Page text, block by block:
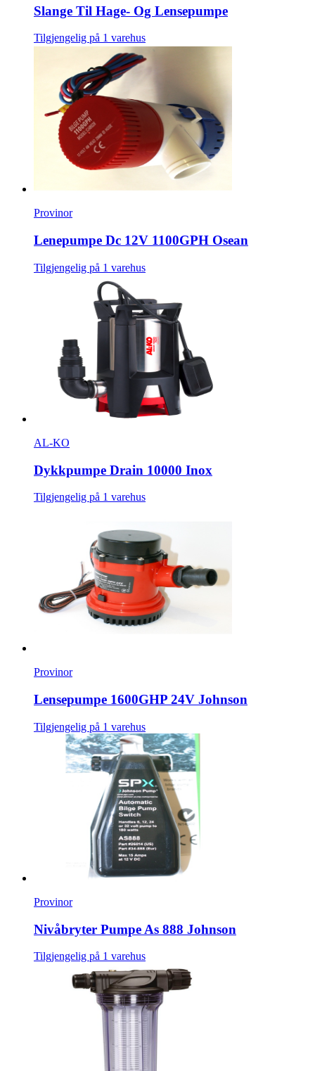
Slange Til Hage- Og Lensepumpe
Tilgjengelig på 1 varehus
Provinor
Lenepumpe Dc 12V 1100GPH Osean
Tilgjengelig på 1 varehus
AL-KO
Dykkpumpe Drain 10000 Inox
Tilgjengelig på 1 varehus
Provinor
Lensepumpe 1600GHP 24V Johnson
Tilgjengelig på 1 varehus
Provinor
Nivåbryter Pumpe As 888 Johnson
Tilgjengelig på 1 varehus